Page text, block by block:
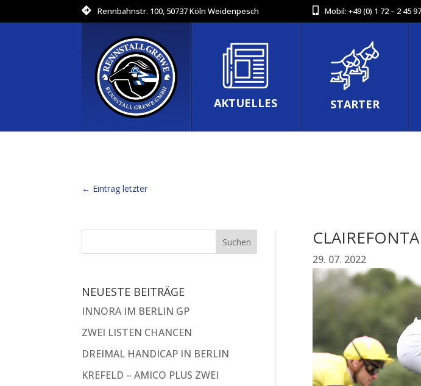
Rennbahnstr. 100, 50737 Köln Weidenpesch Mobil: +49 (0) 1 72 – 2 45
AKTUELLES STARTER
← Eintrag letzter
NEUESTE BEITRÄGE
INNORA IM BERLIN GP
ZWEI LISTEN CHANCEN
DREIMAL HANDICAP IN BERLIN
KREFELD – AMICO PLUS ZWEI
29. 07. 2022